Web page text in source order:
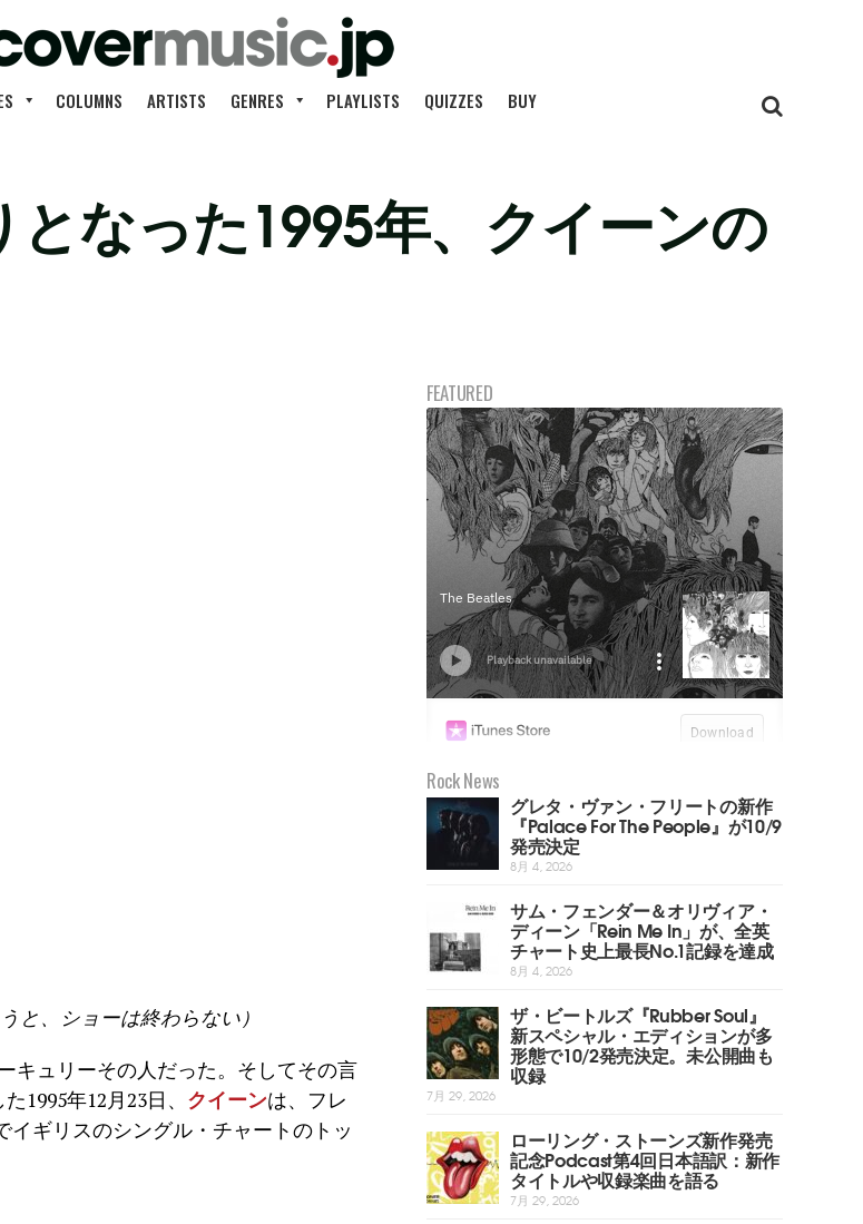
COLUMNS ARTISTS GENRES PLAYLISTS QUIZZES BUY
なった1995年、クイーンの
と、ショーは終わらない）
キュリーその人だった。そしてその言
1995年12月23日、 クイーンは、フレ
イギリスのシングル・チャートのトッ
FEATURED
Rock News
グレタ・ヴァン・フリートの新作
『Palace For The People』が10/9
発売決定
8月 4, 2026
サム・フェンダー＆オリヴィア・
ディーン「Rein Me In」が、全英
チャート史上最長No.1記録を達成
8月 4, 2026
ザ・ビートルズ『Rubber Soul』
新スペシャル・エディションが多
形態で10/2発売決定。未公開曲も
収録
7月 29, 2026
ローリング・ストーンズ新作発売
記念Podcast第4回日本語訳：新作
タイトルや収録楽曲を語る
7月 29, 2026